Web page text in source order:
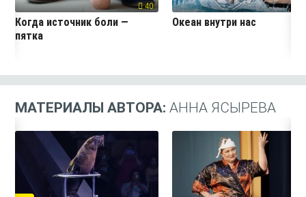
40
Когда источник боли —
пятка
Океан внутри нас
МАТЕРИАЛЫ АВТОРА:АННА ЯСЫРЕВА